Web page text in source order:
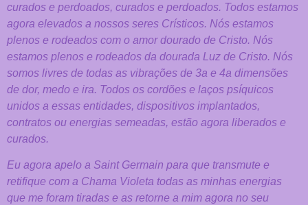
curados e perdoados, curados e perdoados. Todos estamos
agora elevados a nossos seres Crísticos. Nós estamos
plenos e rodeados com o amor dourado de Cristo. Nós
estamos plenos e rodeados da dourada Luz de Cristo. Nós
somos livres de todas as vibrações de 3a e 4a dimensões
de dor, medo e ira. Todos os cordões e laços psíquicos
unidos a essas entidades, dispositivos implantados,
contratos ou energias semeadas, estão agora liberados e
curados.
Eu agora apelo a Saint Germain para que transmute e
retifique com a Chama Violeta todas as minhas energias
que me foram tiradas e as retorne a mim agora no seu